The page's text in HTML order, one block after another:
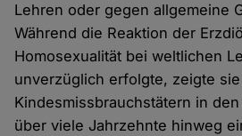
Lehren oder gegen allgemeine
Während die Reaktion der
Homosexualität bei weltlichen
unverzüglich erfolgte, zeigte
Kindesmissbrauchstätern in
über viele Jahrzehnte hinweg